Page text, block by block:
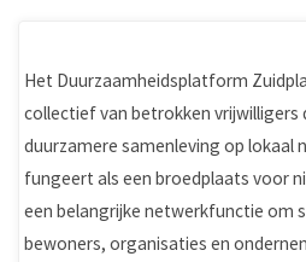
Het Duurzaamheidsplatform
collectief van betrokken vrijwilligers
duurzamere samenleving op lokaal
fungeert als een broedplaats voor
een belangrijke netwerkfunctie om
bewoners, organisaties en